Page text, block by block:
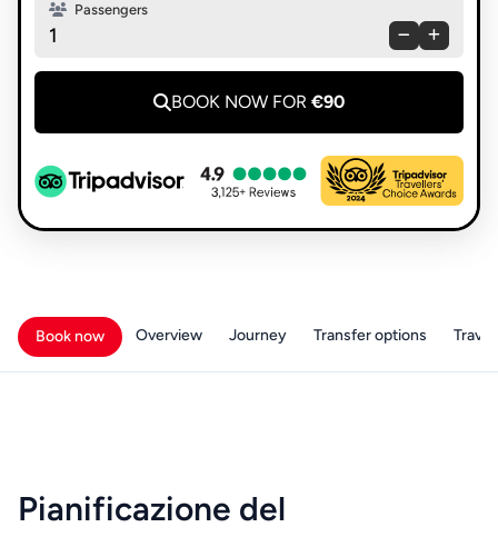
Passengers
1
BOOK NOW FOR €90
Book now Overview Journey Transfer options
Pianificazione del